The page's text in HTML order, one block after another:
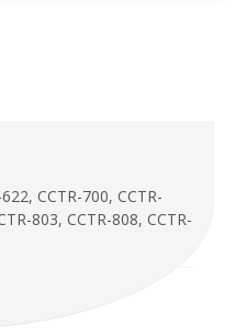
CCTR-700, CCTR-
803, CCTR-808, CCTR-